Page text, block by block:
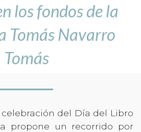
los fondos de la
Tomás Navarro
Tomás
del Día del Libro
propone un recorrido por